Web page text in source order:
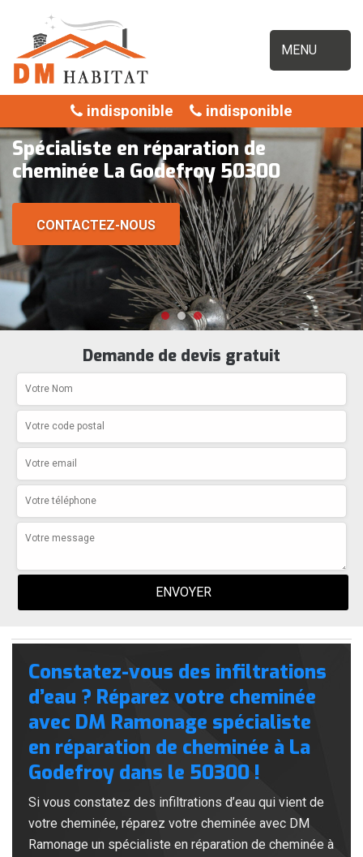
MENU
indisponible indisponible
Spécialiste en réparation de
cheminée La Godefroy 50300
CONTACTEZ-NOUS
Demande de devis gratuit
Constatez-vous des infiltrations
d’eau ? Réparez votre cheminée
avec DM Ramonage spécialiste
en réparation de cheminée à La
Godefroy dans le 50300 !
Si vous constatez des infiltrations d’eau qui vient de
votre cheminée, réparez votre cheminée avec DM
Ramonage un spécialiste en réparation de cheminée à